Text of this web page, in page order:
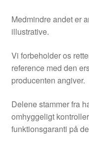
Medmindre andet er
illustrative.
Vi forbeholder os
reference med den
producenten angiver.
Delene stammer fra
omhyggeligt
funktionsgaranti på